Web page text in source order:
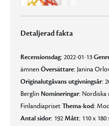
Detaljerad fakta
Recensionsdag:2022-01-13
ämnenÖversättare:Janina
Originalutgåvans utgivningsår:
Berglin Nomineringar:
FinlandiaprisetThema-kod:
Antal sidor: 192Mått: 110 x